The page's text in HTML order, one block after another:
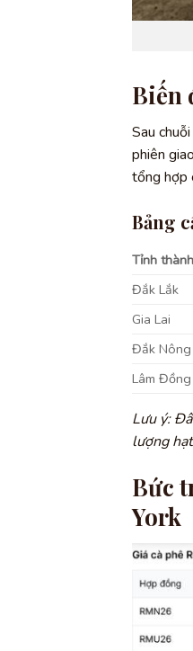
Biến
Sau
phiên
tổng hợp
Bảng
Tỉnh thành
Đắk Lắk
Gia Lai
Đắk Nông
Lâm Đồng
Lưu ý:
lượng
Bức
York